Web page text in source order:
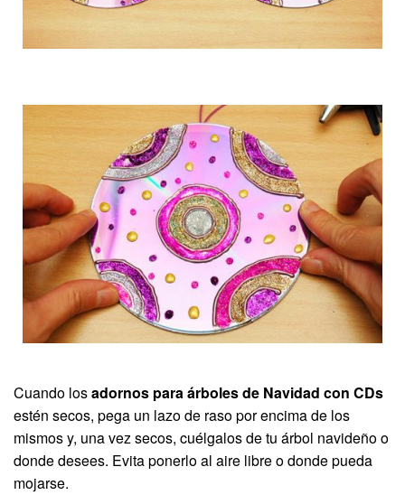
Cuando losadornos para árboles de Navidad con CDs
estén secos, pega un lazo de raso por encima de los
mismos y, una vez secos, cuélgalos de tu árbol navideño o
donde desees. Evita ponerlo al aire libre o donde pueda
mojarse.